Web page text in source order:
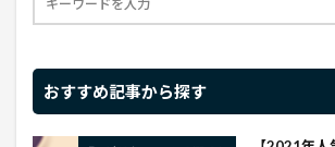
おすすめ記事から探す